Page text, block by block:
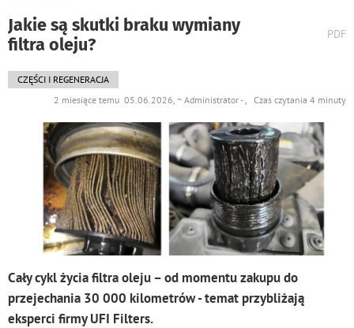
Jakie są skutki braku wymiany
filtra oleju?
PDF
CZĘŚCI I REGENERACJA
2 miesiące temu 05.06.2026, ~ Administrator - , Czas czytania 4 minuty
Cały cykl życia filtra oleju – od momentu zakupu do
przejechania 30 000 kilometrów - temat przybliżają
eksperci firmy UFI Filters.